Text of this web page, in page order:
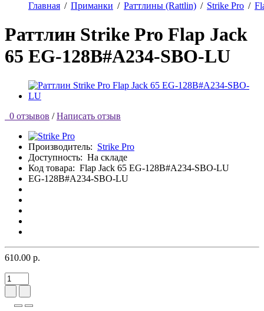
Главная / Приманки / Раттлины (Rattlin) / Strike Pro /
Раттлин Strike Pro Flap Jack
65 EG-128B#A234-SBO-LU
0 отзывов / Написать отзыв
Производитель: Strike Pro
Доступность: На складе
Код товара: Flap Jack 65 EG-128B#A234-SBO-LU
EG-128B#A234-SBO-LU
610.00 р.